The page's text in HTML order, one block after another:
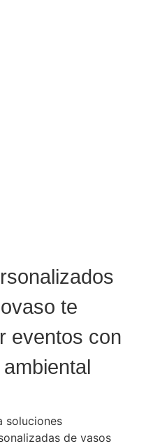
te
eventos con
soluciones
de vasos